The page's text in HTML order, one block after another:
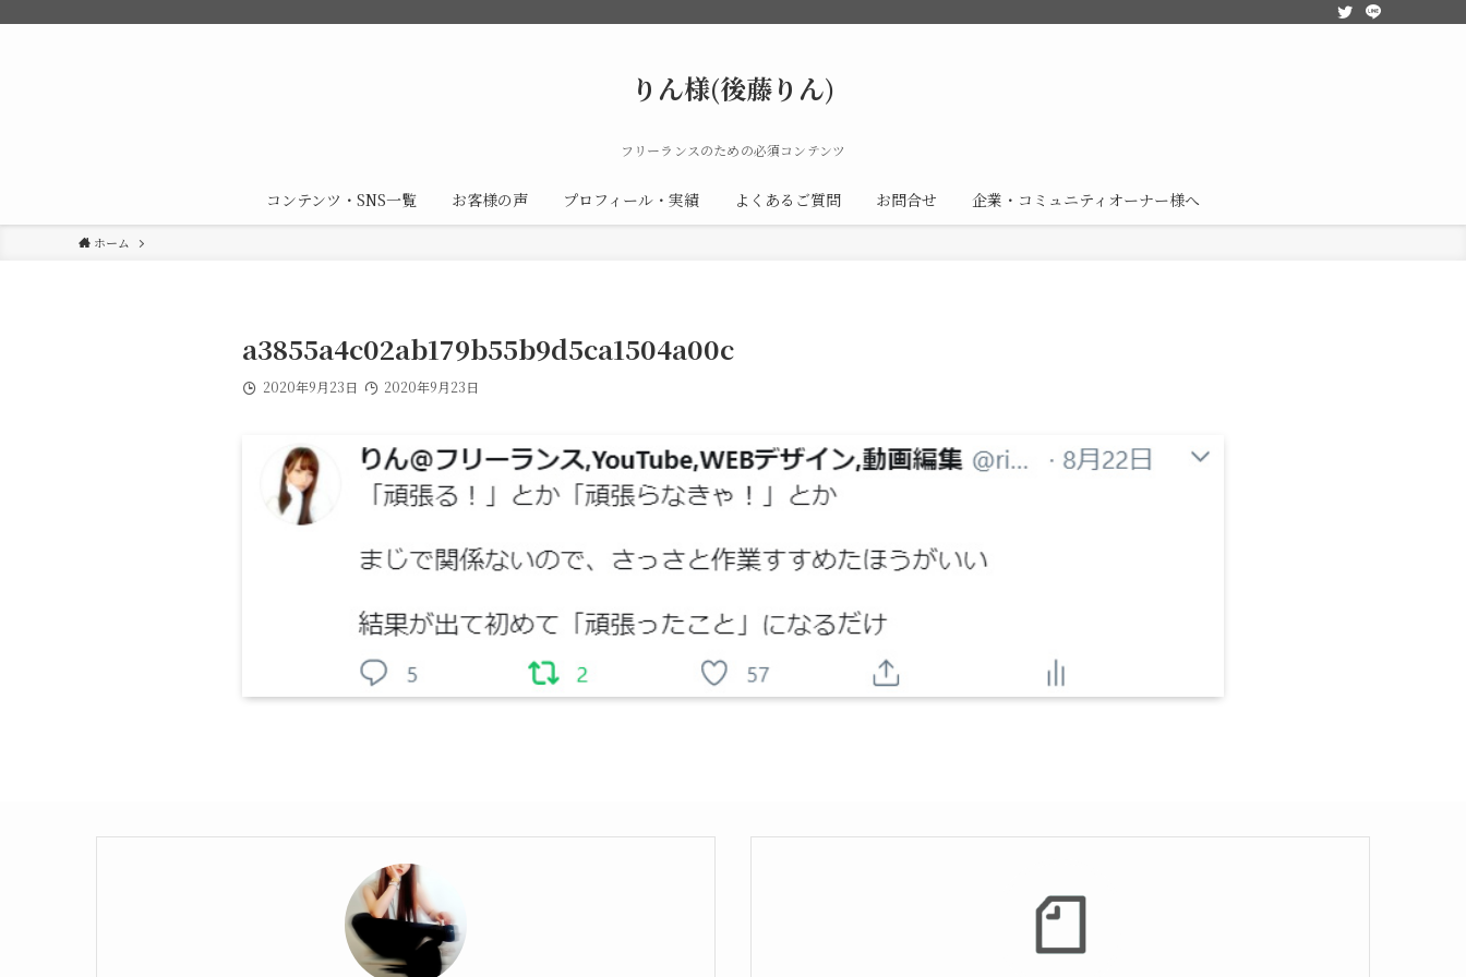
りん様(後藤りん)
フリーランスのための必須コンテンツ
コンテンツ・SNS一覧 お客様の声 プロフィール・実績 よくあるご質問 お問合せ 企業・コミュニティオーナー様へ
ホーム
a3855a4c02ab179b55b9d5ca1504a00c
2020年9月23日 2020年9月23日